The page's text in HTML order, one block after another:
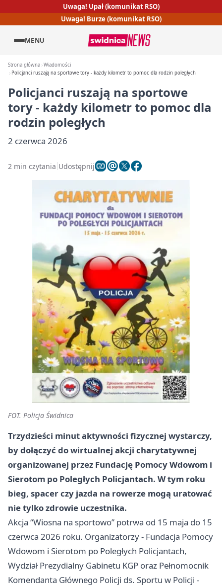
Uwaga! Upał (komunikat RSO)
Uwaga! Burze (komunikat RSO)
MENU
Strona główna Wiadomości
Policjanci ruszają na sportowe tory - każdy kilometr to pomoc dla rodzin poległych
Policjanci ruszają na sportowe
tory - każdy kilometr to pomoc dla
rodzin poległych
2 czerwca 2026
2 min czytania Udostępnij
FOT. Policja Świdnica
Trzydzieści minut aktywności fizycznej wystarczy,
by dołączyć do wirtualnej akcji charytatywnej
organizowanej przez Fundację Pomocy Wdowom i
Sierotom po Poległych Policjantach. W tym roku
bieg, spacer czy jazda na rowerze mogą uratować
nie tylko zdrowie uczestnika.
Akcja “Wiosna na sportowo” potrwa od 15 maja do 15
czerwca 2026 roku. Organizatorzy - Fundacja Pomocy
Wdowom i Sierotom po Poległych Policjantach,
Wydział Prezydialny Gabinetu KGP oraz Pełnomocnik
Komendanta Głównego Policji ds. Sportu w Policji -